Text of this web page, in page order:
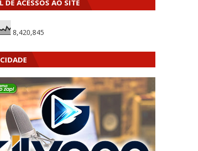
DE ACESSOS AO SITE
8,420,845